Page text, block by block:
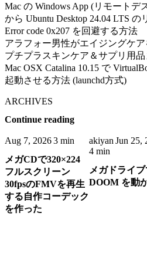
Mac の Windows App (リモート
から Ubuntu Desktop 24.04 LTS
Error code 0x207 を回避する方法
アラフォー男性がエイジングケ
プチプラスキンケア＆サプリ用品
Mac OSX Catalina 10.15 で
起動させる方法 (launchd方式)
ARCHIVES
Continue reading
Aug 7, 20263 min
メガCDで320×224
フルスクリーン
30fpsのFMVを再生
する自作コーデック
を作った
akiyan Jun 25,
4 min
メガドライ
DOOM を動